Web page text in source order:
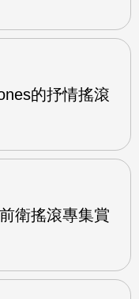
的抒情搖滾
衛搖滾專集賞